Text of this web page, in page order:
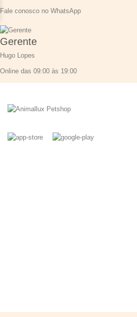
Fale conosco no WhatsApp
Gerente
Hugo Lopes
Online das 09:00 às 19:00